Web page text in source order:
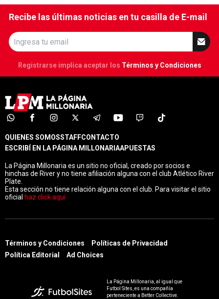
Recibe las últimas noticias en tu casilla de E-mail
Registrarse implica aceptar los Términos y Condiciones
QUIENES SOMOSSTAFFCONTACTO
ESCRIBÍ EN LA PÁGINA MILLONARIAAPUESTAS
La Página Millonaria es un sitio no oficial, creado por socios e
hinchas de River y no tiene afiliación alguna con el club Atlético River
Plate.
Esta sección no tiene relación alguna con el club. Para visitar el sitio
oficial haz click aquí
Términos y Condiciones
Políticas de Privacidad
Política Editorial
Ad Choices
La Página Millonaria, al igual que
Futbol Sites, es una compañía
perteneciente a Better Collective.